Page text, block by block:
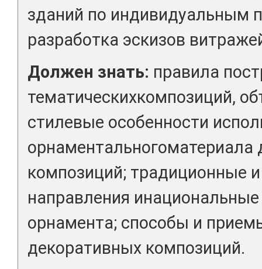
зданий по индивидуальным
разработка эскизов
Должен знать: правила
тематическихкомпозиций,
стилевые особенности
орнаментальногоматериала
композиций; традиционные
направления
орнамента; способы и
декоративных композиций.